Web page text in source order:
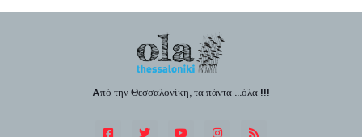
Aπό την Θεσσαλονίκη, τα πάντα ...όλα !!!